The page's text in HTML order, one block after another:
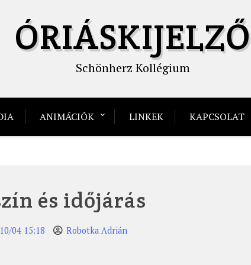
ÓRIÁSKIJELZŐ
Schönherz Kollégium
ANIMÁCIÓK LINKEK KAPCSOLAT
és időjárás
04 15:18 Robotka Adrián